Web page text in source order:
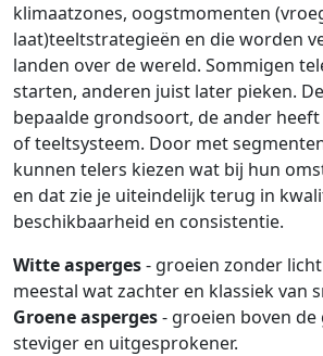
klimaatzones, oogstmomenten
laat)teeltstrategieën en die worden
landen over de wereld. Sommigen
starten, anderen juist later pieken.
bepaalde grondsoort, de ander
of teeltsysteem. Door met
kunnen telers kiezen wat bij hun
en dat zie je uiteindelijk terug in
beschikbaarheid en consistentie.
Witte asperges- groeien zonder
meestal wat zachter en klassiek van
Groene asperges- groeien boven
steviger en uitgesprokener.